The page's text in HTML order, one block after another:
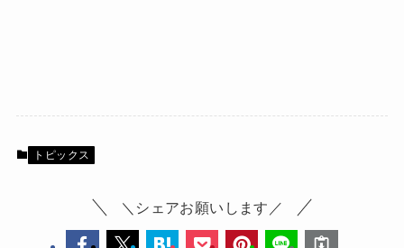
トピックス
＼シェアお願いします／